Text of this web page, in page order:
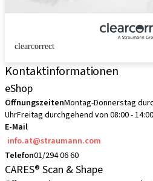
clearcorrect
Kontaktinformationen
eShop
ÖffnungszeitenMontag-Donnerstag
UhrFreitag durchgehend von 08:00 -
E-Mail
info.at@straumann.com
Telefon01/294 06 60
CARES® Scan & Shape